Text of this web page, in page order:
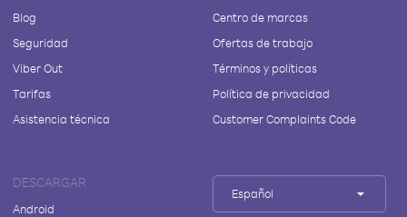
Blog
Seguridad
Viber Out
Tarifas
Asistencia técnica
Centro de marcas
Ofertas de trabajo
Términos y políticas
Política de privacidad
Customer Complaints Code
DESCARGAR
Android
Español